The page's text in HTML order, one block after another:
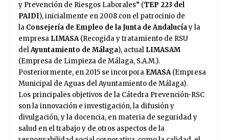
y Prevención de Riesgos Laborales” (TEP 223 del
PAIDI), inicialmente en 2008 con el patrocinio de
la Consejería de Empleo de la Junta de Andalucíay la
empresa LIMASA(Recogida y tratamiento de RSU
delAyuntamiento de Málaga), actual LIMASAM
(Empresa de Limpieza de Málaga, S.A.M.).
Posteriormente, en 2015 se incorpora EMASA(Empresa
Municipal de Aguas del Ayuntamiento de Málaga).
Los principales objetivos de la Cátedra Prevención-RSC
son la innovación e investigación, la difusión y
divulgación, y la docencia, en materia de seguridad y
salud en el trabajo y de otros aspectos de la